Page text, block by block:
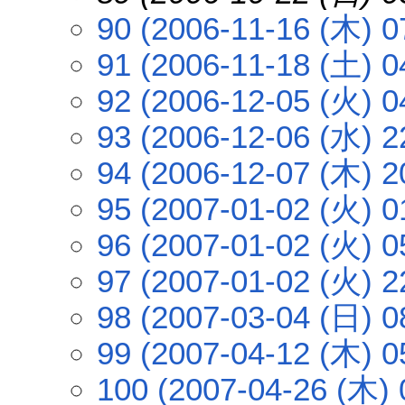
90 (2006-11-16 (木)
91 (2006-11-18 (土)
92 (2006-12-05 (火)
93 (2006-12-06 (水)
94 (2006-12-07 (木)
95 (2007-01-02 (火)
96 (2007-01-02 (火)
97 (2007-01-02 (火)
98 (2007-03-04 (日)
99 (2007-04-12 (木)
100 (2007-04-26 (木)